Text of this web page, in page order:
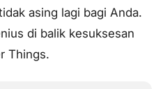
asing lagi bagi Anda.
di balik kesuksesan
Things.